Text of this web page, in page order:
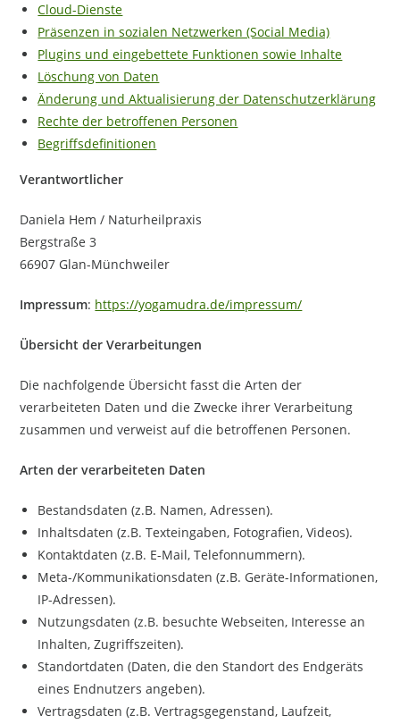
Cloud-Dienste
Präsenzen in sozialen Netzwerken (Social Media)
Plugins und eingebettete Funktionen sowie Inhalte
Löschung von Daten
Änderung und Aktualisierung der Datenschutzerklärung
Rechte der betroffenen Personen
Begriffsdefinitionen
Verantwortlicher
Daniela Hem / Naturheilpraxis
Bergstraße 3
66907 Glan-Münchweiler
Impressum: https://yogamudra.de/impressum/
Übersicht der Verarbeitungen
Die nachfolgende Übersicht fasst die Arten der
verarbeiteten Daten und die Zwecke ihrer Verarbeitung
zusammen und verweist auf die betroffenen Personen.
Arten der verarbeiteten Daten
Bestandsdaten (z.B. Namen, Adressen).
Inhaltsdaten (z.B. Texteingaben, Fotografien, Videos).
Kontaktdaten (z.B. E-Mail, Telefonnummern).
Meta-/Kommunikationsdaten (z.B. Geräte-Informationen,
IP-Adressen).
Nutzungsdaten (z.B. besuchte Webseiten, Interesse an
Inhalten, Zugriffszeiten).
Standortdaten (Daten, die den Standort des Endgeräts
eines Endnutzers angeben).
Vertragsdaten (z.B. Vertragsgegenstand, Laufzeit,